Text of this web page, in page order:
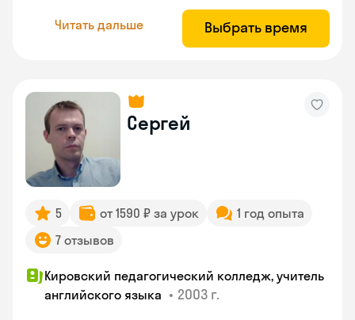
Читать дальше Выбрать время
Сергей
5 от 1590 ₽ за урок
1 год опыта
7 отзывов
Кировский педагогический колледж, учитель
английского языка • 2003 г.